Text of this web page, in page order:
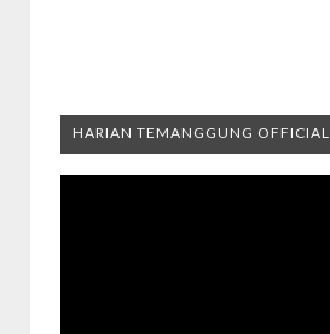
HARIAN TEMANGGUNG OFFICIAL